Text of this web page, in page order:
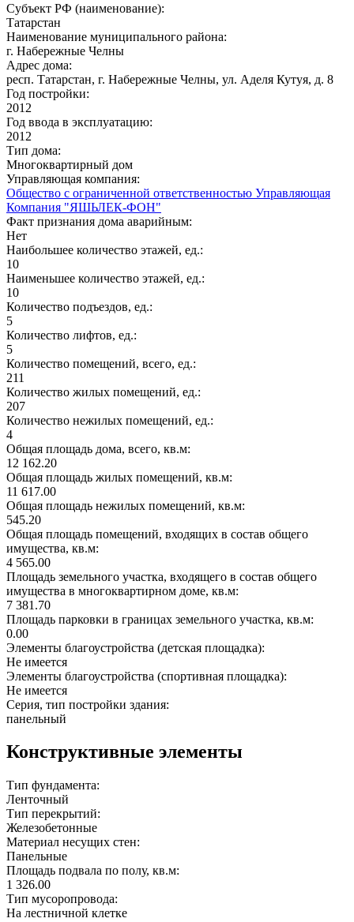
Субъект РФ (наименование):
Татарстан
Наименование муниципального района:
г. Набережные Челны
Адрес дома:
респ. Татарстан, г. Набережные Челны, ул. Аделя Кутуя, д. 8
Год постройки:
2012
Год ввода в эксплуатацию:
2012
Тип дома:
Многоквартирный дом
Управляющая компания:
Общество с ограниченной ответственностью Управляющая
Компания "ЯШЬЛЕК-ФОН"
Факт признания дома аварийным:
Нет
Наибольшее количество этажей, ед.:
10
Наименьшее количество этажей, ед.:
10
Количество подъездов, ед.:
5
Количество лифтов, ед.:
5
Количество помещений, всего, ед.:
211
Количество жилых помещений, ед.:
207
Количество нежилых помещений, ед.:
4
Общая площадь дома, всего, кв.м:
12 162.20
Общая площадь жилых помещений, кв.м:
11 617.00
Общая площадь нежилых помещений, кв.м:
545.20
Общая площадь помещений, входящих в состав общего
имущества, кв.м:
4 565.00
Площадь земельного участка, входящего в состав общего
имущества в многоквартирном доме, кв.м:
7 381.70
Площадь парковки в границах земельного участка, кв.м:
0.00
Элементы благоустройства (детская площадка):
Не имеется
Элементы благоустройства (спортивная площадка):
Не имеется
Серия, тип постройки здания:
панельный
Конструктивные элементы
Тип фундамента:
Ленточный
Тип перекрытий:
Железобетонные
Материал несущих стен:
Панельные
Площадь подвала по полу, кв.м:
1 326.00
Тип мусоропровода:
На лестничной клетке